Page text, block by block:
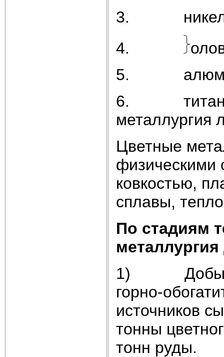
3. никель-
4.
5.
6.
металлургия
Цветные
физическими
ковкостью,
сплавы,
По стадиям
1) Добычу и
горно-
источников
тонны
тонн руды.